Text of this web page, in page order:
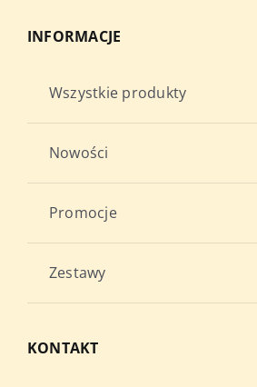
INFORMACJE
Wszystkie produkty
Nowości
Promocje
Zestawy
KONTAKT